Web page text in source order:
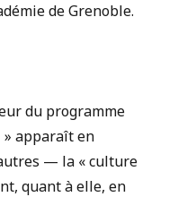
de Grenoble.
du programme
apparaît en
— la « culture
quant à elle, en